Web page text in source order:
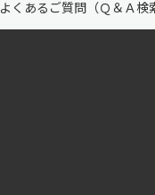
よくあるご質問（Ｑ＆Ａ検